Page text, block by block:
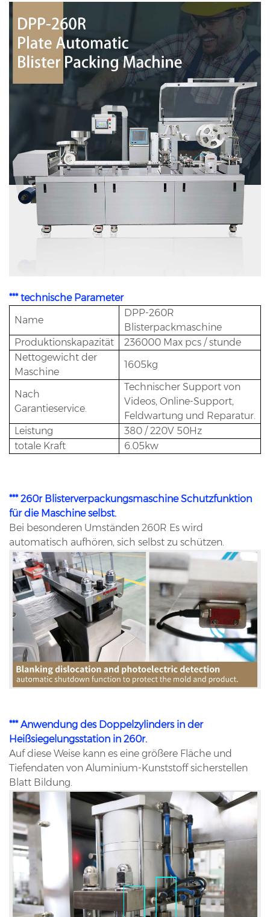
*** technische Parameter
Name
DPP-260R
Blisterpackmaschine
Produktionskapazität
236000 Max pcs / stunde
Nettogewicht der
Maschine
1605kg
Nach
Garantieservice.
Technischer Support von
Videos, Online-Support,
Feldwartung und Reparatur.
Leistung
380 / 220V 50Hz
totale Kraft
6.05kw
*** 260r Blisterverpackungsmaschine Schutzfunktion
für die Maschine selbst.
Bei besonderen Umständen 260R Es wird
automatisch aufhören, sich selbst zu schützen.
*** Anwendung des Doppelzylinders in der
Heißsiegelungsstation in 260r.
Auf diese Weise kann es eine größere Fläche und
Tiefendaten von Aluminium-Kunststoff sicherstellen
Blatt Bildung.